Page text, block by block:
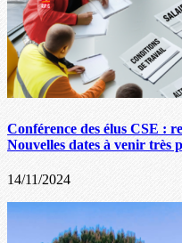
Conférence des élus CSE :
Nouvelles dates à venir très
14/11/2024